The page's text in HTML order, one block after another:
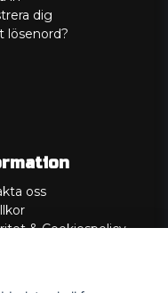
dig
lösenord?
oss
& Cookiespolicy
Garanti